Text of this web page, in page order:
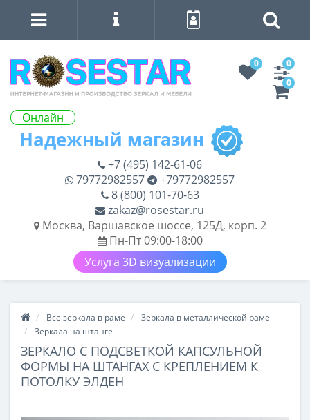
Онлайн
0
0
0
+7 (495) 142-61-06
79772982557
+79772982557
8 (800) 101-70-63
zakaz@rosestar.ru
Москва, Варшавское шоссе, 125Д, корп. 2
Пн-Пт 09:00-18:00
Услуга 3D визуализации
Все зеркала в раме
Зеркала в металлической раме
Зеркала на штанге
ЗЕРКАЛО С ПОДСВЕТКОЙ КАПСУЛЬНОЙ
ФОРМЫ НА ШТАНГАХ С КРЕПЛЕНИЕМ К
ПОТОЛКУ ЭЛДЕН